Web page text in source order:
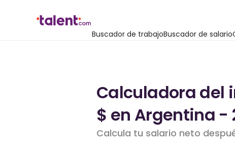
Buscador de trabajoBuscador de salario
Calculadora del
$ en Argentina -
Calcula tu salario neto